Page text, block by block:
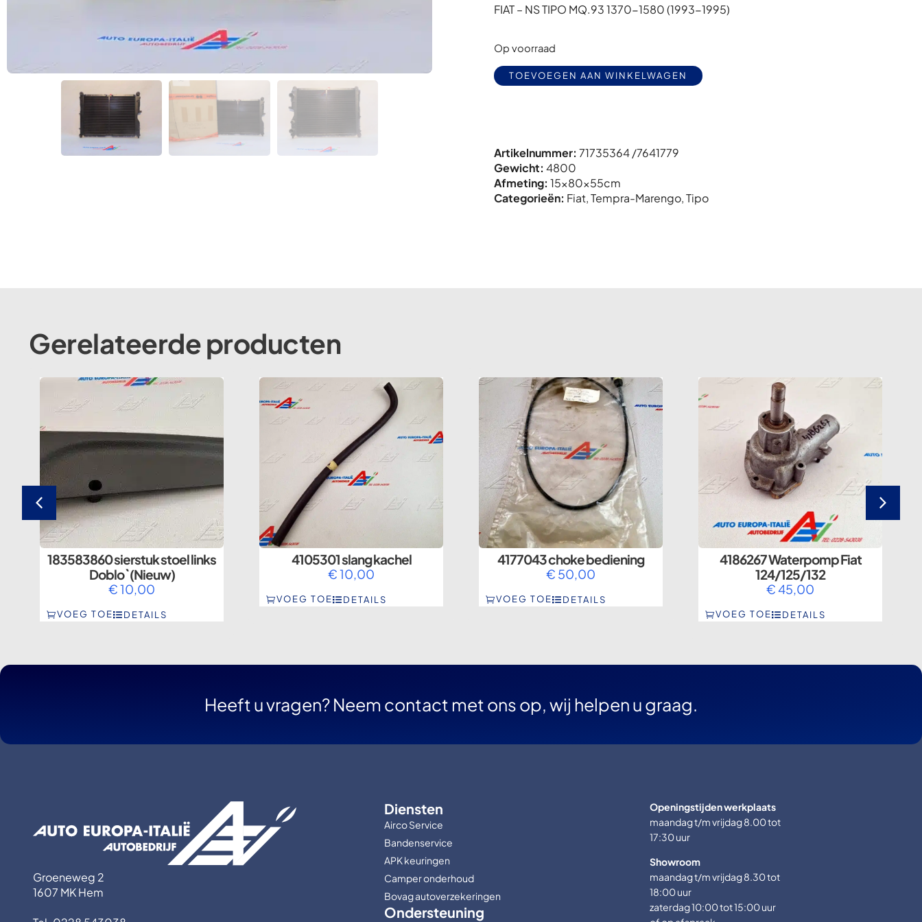
FIAT – NS TIPO MQ.93 1370-1580 (1993-1995)
Op voorraad
TOEVOEGEN AAN WINKELWAGEN
Artikelnummer: 71735364 /7641779
Gewicht: 4800
Afmeting: 15x80x55cm
Categorieën: Fiat,Tempra-Marengo,Tipo
Gerelateerde producten
183583860 sierstuk stoel links
Doblo` (Nieuw)
€10,00
VOEG TOE DETAILS
4105301 slang kachel
€10,00
VOEG TOE DETAILS
4177043 choke bediening
€ 50,00
VOEG TOE DETAILS
4186267 Waterpomp Fiat
124/125/132
€45,00
VOEG TOE DETAILS
Heeft u vragen? Neem contact met ons op, wij helpen u graag.
Groeneweg 2
1607 MK Hem
Diensten
Airco Service
Bandenservice
APK keuringen
Camper onderhoud
Bovag autoverzekeringen
Ondersteuning
Openingstijden werkplaats
maandag t/m vrijdag 8.00 tot
17:30 uur
Showroom
maandag t/m vrijdag 8.30 tot
18:00 uur
zaterdag 10:00 tot 15:00 uur